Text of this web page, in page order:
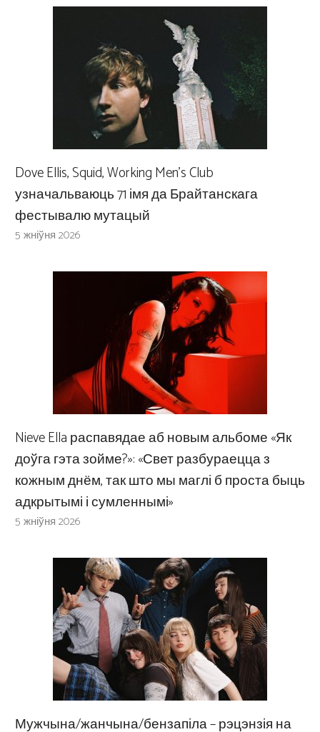
Dove Ellis, Squid, Working Men’s Club
узначальваюць 71 імя да Брайтанскага
фестывалю мутацый
5 жніўня 2026
Nieve Ella распавядае аб новым альбоме «Як
доўга гэта зойме?»: «Свет разбураецца з
кожным днём, так што мы маглі б проста быць
адкрытымі і сумленнымі»
5 жніўня 2026
Мужчына/жанчына/бензапіла – рэцэнзія на